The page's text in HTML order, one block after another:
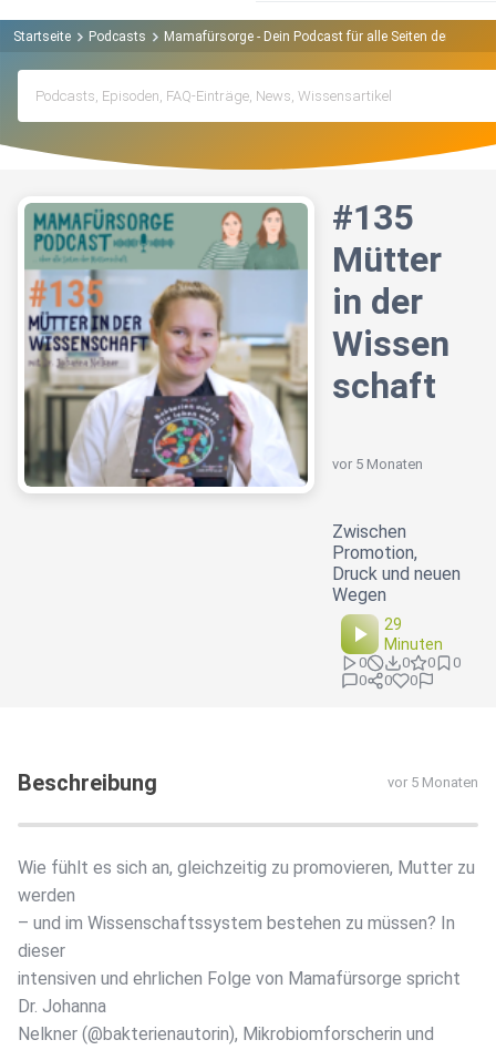
Startseite Podcasts Mamafürsorge - Dein Podcast für alle Seiten der
#135
Mütter
in der
Wissen
schaft
vor 5 Monaten
Zwischen
Promotion,
Druck und neuen
Wegen
29
Minuten
0 0 0
0
0
0 0
Beschreibung vor 5 Monaten
Wie fühlt es sich an, gleichzeitig zu promovieren, Mutter zu
werden
– und im Wissenschaftssystem bestehen zu müssen? In
dieser
intensiven und ehrlichen Folge von Mamafürsorge spricht
Dr. Johanna
Nelkner (@bakterienautorin), Mikrobiomforscherin und